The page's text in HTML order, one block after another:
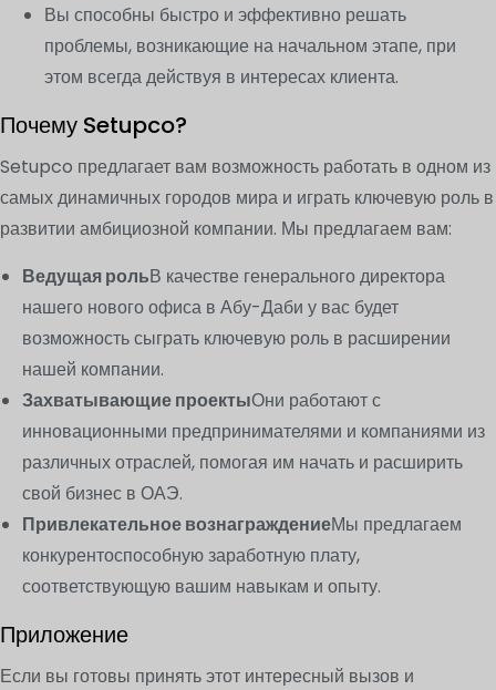
Вы способны быстро и эффективно решать
проблемы, возникающие на начальном этапе, при
этом всегда действуя в интересах клиента.
Почему Setupco?
Setupco предлагает вам возможность работать в одном из
самых динамичных городов мира и играть ключевую роль в
развитии амбициозной компании. Мы предлагаем вам:
Ведущая рольВ качестве генерального директора
нашего нового офиса в Абу-Даби у вас будет
возможность сыграть ключевую роль в расширении
нашей компании.
Захватывающие проектыОни работают с
инновационными предпринимателями и компаниями из
различных отраслей, помогая им начать и расширить
свой бизнес в ОАЭ.
Привлекательное вознаграждениеМы предлагаем
конкурентоспособную заработную плату,
соответствующую вашим навыкам и опыту.
Приложение
Если вы готовы принять этот интересный вызов и